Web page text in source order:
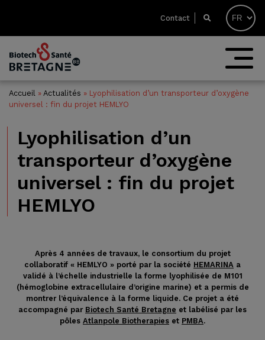
Contact
Accueil » Actualités » Lyophilisation d’un transporteur d’oxygène
universel : fin du projet HEMLYO
Lyophilisation d’un
transporteur d’oxygène
universel : fin du projet
HEMLYO
Après 4 années de travaux, le consortium du projet
collaboratif « HEMLYO » porté par la société HEMARINA a
validé à l’échelle industrielle la forme lyophilisée de M101
(hémoglobine extracellulaire d’origine marine) et a permis de
montrer l’équivalence à la forme liquide. Ce projet a été
accompagné par Biotech Santé Bretagne et labélisé par les
pôles Atlanpole Biotherapies et PMBA.